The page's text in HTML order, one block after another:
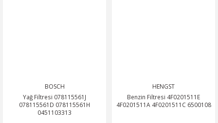
BOSCH
Yağ Filtresi 078115561J
078115561D 078115561H
0451103313
HENGST
Benzin Filtresi 4F0201511E
4F0201511A 4F0201511C 6500108